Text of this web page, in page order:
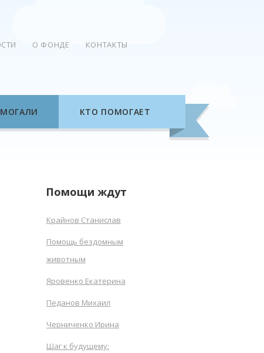
О ФОНДЕ КОНТАКТЫ
КТО ПОМОГАЕТ
Помощи ждут
Крайнов Станислав
Помощь бездомным
животным
Яровенко Екатерина
Педанов Михаил
Черниченко Ирина
Шаг к будущему: